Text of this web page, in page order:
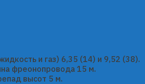
и газ) 6,35 (14) и 9,52 (38).
фреонопровода 15 м.
высот 5 м.